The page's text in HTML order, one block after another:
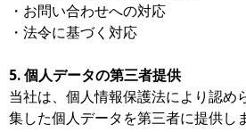
・お問い合わせへの対応
・法令に基づく対応
5. 個人データの第三者提供
当社は、個人情報保護法により認め
集した個人データを第三者に提供し